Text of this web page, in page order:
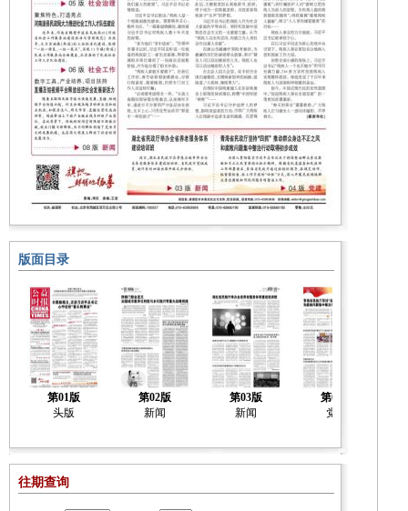
版面目录
第01版
头版
第02版
新闻
第03版
新闻
第04版
党建
往期查询